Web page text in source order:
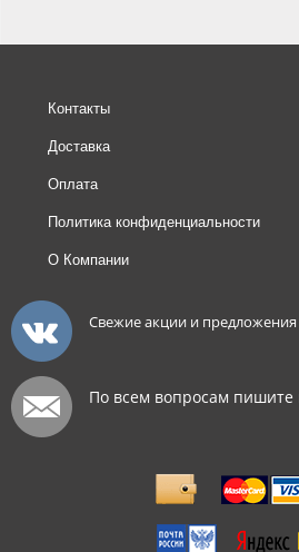
Контакты
Доставка
Оплата
Политика конфиденциальности
О Компании
Свежие акции и
По всем вопросам